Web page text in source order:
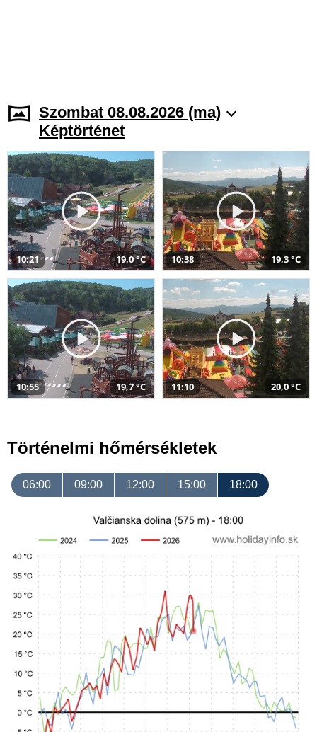
Szombat 08.08.2026 (ma)
Képtörténet
10:21 19,0 °C 10:38 19,3 °C
10:55 19,7 °C 11:10 20,0 °C
Történelmi hőmérsékletek
06:00 09:00 12:00 15:00 18:00